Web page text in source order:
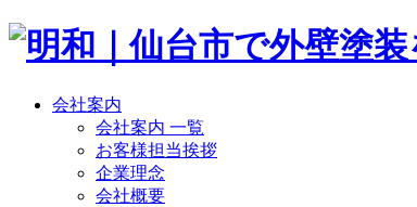
会社案内
会社案内 一覧
お客様担当挨拶
企業理念
会社概要